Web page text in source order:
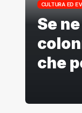
CULTURA ED
Se
che